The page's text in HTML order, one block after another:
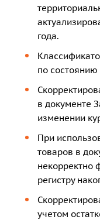
года.
по состоянию
в документе
изменении
При
товаров в
некорректно
регистру
учетом